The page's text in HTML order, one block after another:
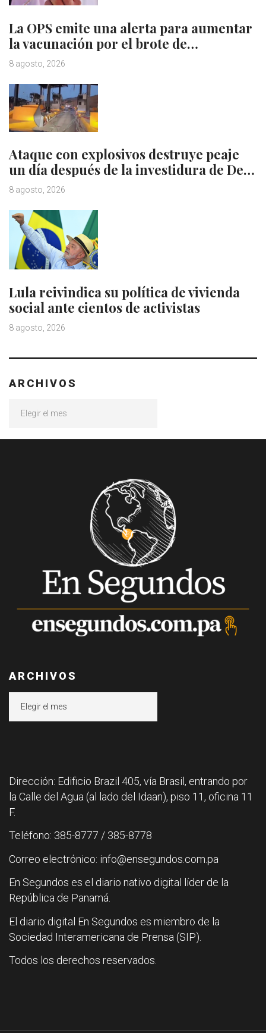
La OPS emite una alerta para aumentar
la vacunación por el brote de…
8 agosto, 2026
Ataque con explosivos destruye peaje
un día después de la investidura de De…
8 agosto, 2026
Lula reivindica su política de vivienda
social ante cientos de activistas
8 agosto, 2026
ARCHIVOS
ARCHIVOS
Dirección: Edificio Brazil 405, vía Brasil, entrando por
la Calle del Agua (al lado del Idaan), piso 11, oficina 11
F.
Teléfono: 385-8777 / 385-8778
Correo electrónico: info@ensegundos.com.pa
En Segundos es el diario nativo digital líder de la
República de Panamá.
El diario digital En Segundos es miembro de la
Sociedad Interamericana de Prensa (SIP).
Todos los derechos reservados.